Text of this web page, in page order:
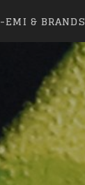
EMI & BRANDS